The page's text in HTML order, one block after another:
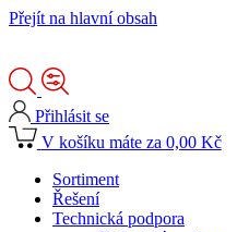
Přejít na hlavní obsah
Přihlásit se
V košíku máte za 0,00 Kč
Sortiment
Řešení
Technická podpora